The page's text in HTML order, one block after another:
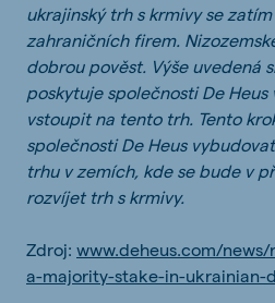
ukrajinský trh s krmivy se
zahraničních firem.
dobrou pověst. Výše uvedená
poskytuje společnosti De
vstoupit na tento trh. Tento
společnosti De Heus
trhu v zemích, kde se bude v
rozvíjet trh s krmivy.
Zdroj: www.deheus.com/
a-majority-stake-in-ukrainian-